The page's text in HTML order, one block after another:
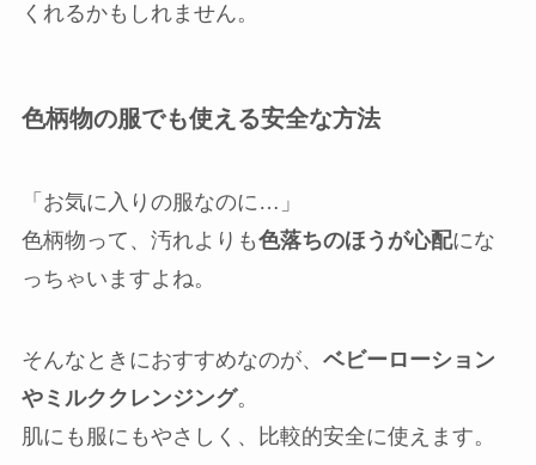
くれるかもしれません。
色柄物の服でも使える安全な方法
「お気に入りの服なのに…」
色柄物って、汚れよりも色落ちのほうが心配にな
っちゃいますよね。
そんなときにおすすめなのが、 ベビーローション
やミルククレンジング。
肌にも服にもやさしく、比較的安全に使えます。